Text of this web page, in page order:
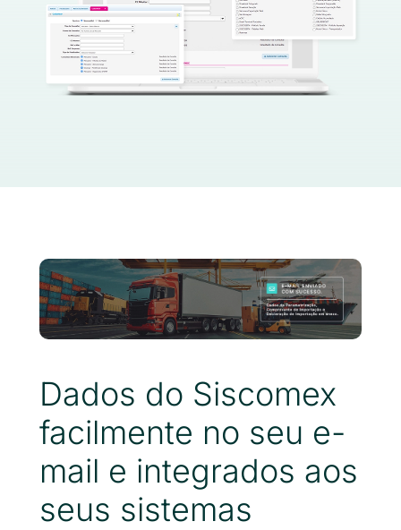
Dados do Siscomex
facilmente no seu e-
mail e integrados aos
seus sistemas